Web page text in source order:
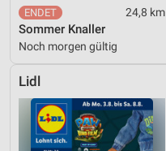
24,8 km
Sommer Knaller
Noch morgen gültig
Lidl